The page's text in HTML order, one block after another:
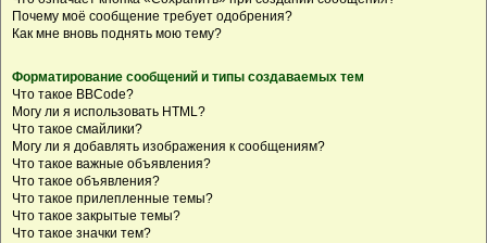
Почему моё сообщение требует одобрения?
Как мне вновь поднять мою тему?
Форматирование сообщений и типы создаваемых тем
Что такое BBCode?
Могу ли я использовать HTML?
Что такое смайлики?
Могу ли я добавлять изображения к сообщениям?
Что такое важные объявления?
Что такое объявления?
Что такое прилепленные темы?
Что такое закрытые темы?
Что такое значки тем?